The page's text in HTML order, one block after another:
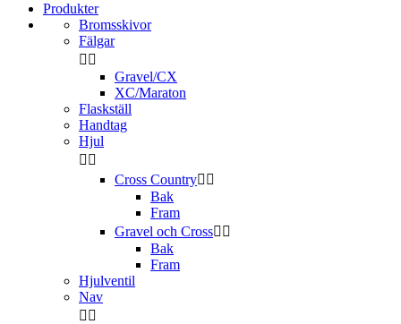
Produkter
Bromsskivor
Fälgar
 
Gravel/CX
XC/Maraton
Flaskställ
Handtag
Hjul
 
Cross Country 
Bak
Fram
Gravel och Cross 
Bak
Fram
Hjulventil
Nav
 